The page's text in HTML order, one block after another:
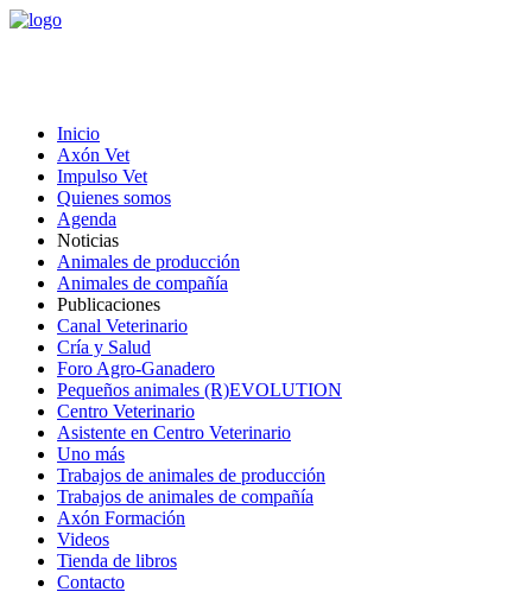
Inicio
Axón Vet
Impulso Vet
Quienes somos
Agenda
Noticias
Animales de producción
Animales de compañía
Publicaciones
Canal Veterinario
Cría y Salud
Foro Agro-Ganadero
Pequeños animales (R)EVOLUTION
Centro Veterinario
Asistente en Centro Veterinario
Uno más
Trabajos de animales de producción
Trabajos de animales de compañía
Axón Formación
Videos
Tienda de libros
Contacto